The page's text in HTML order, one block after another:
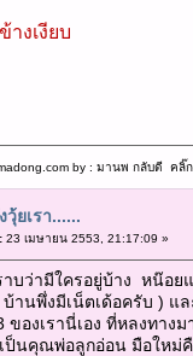
งเงียบ
by : มานพ กลับดี คลิ๊ก
วุ้ยเรา......
23 เมษายน 2553, 21:17:09 »
าบว่ามีใครอยู่บ้าง หน๊อ
บ้านพึ่งมีเน็ตเด้อครับ )
องเรานี่เอง ที่หลงทา
ป็นคุณพ่อลูกอ่อน มือใหม่